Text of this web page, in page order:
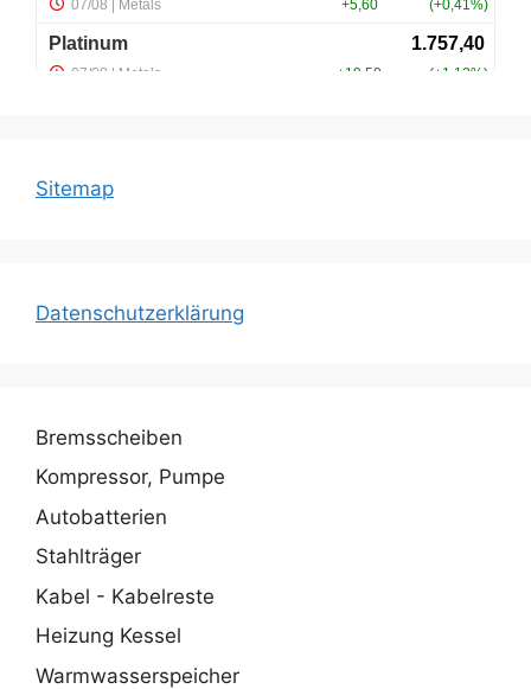
Sitemap
Datenschutzerklärung
Bremsscheiben
Kompressor, Pumpe
Autobatterien
Stahlträger
Kabel - Kabelreste
Heizung Kessel
Warmwasserspeicher